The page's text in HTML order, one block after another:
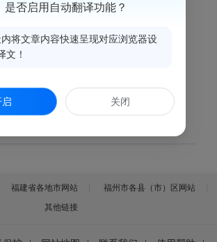
福建省各地市网站
福州市各县（市）区网站
其他链接
是否启用自动翻译功能？
将文章内容快速呈现对应浏览器设
文！
启 关闭